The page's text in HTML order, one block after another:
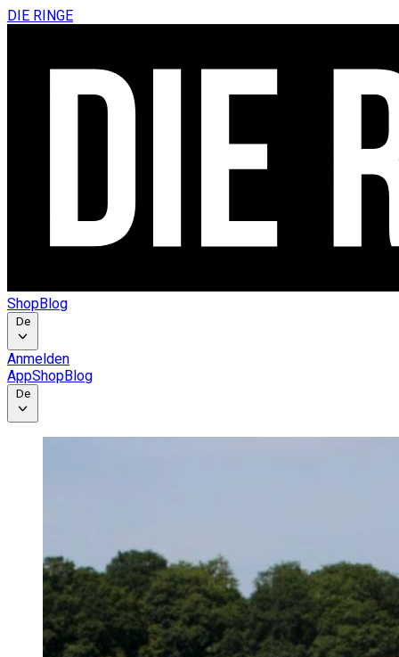
DIE RINGE
ShopBlog
De
Anmelden
AppShopBlog
De